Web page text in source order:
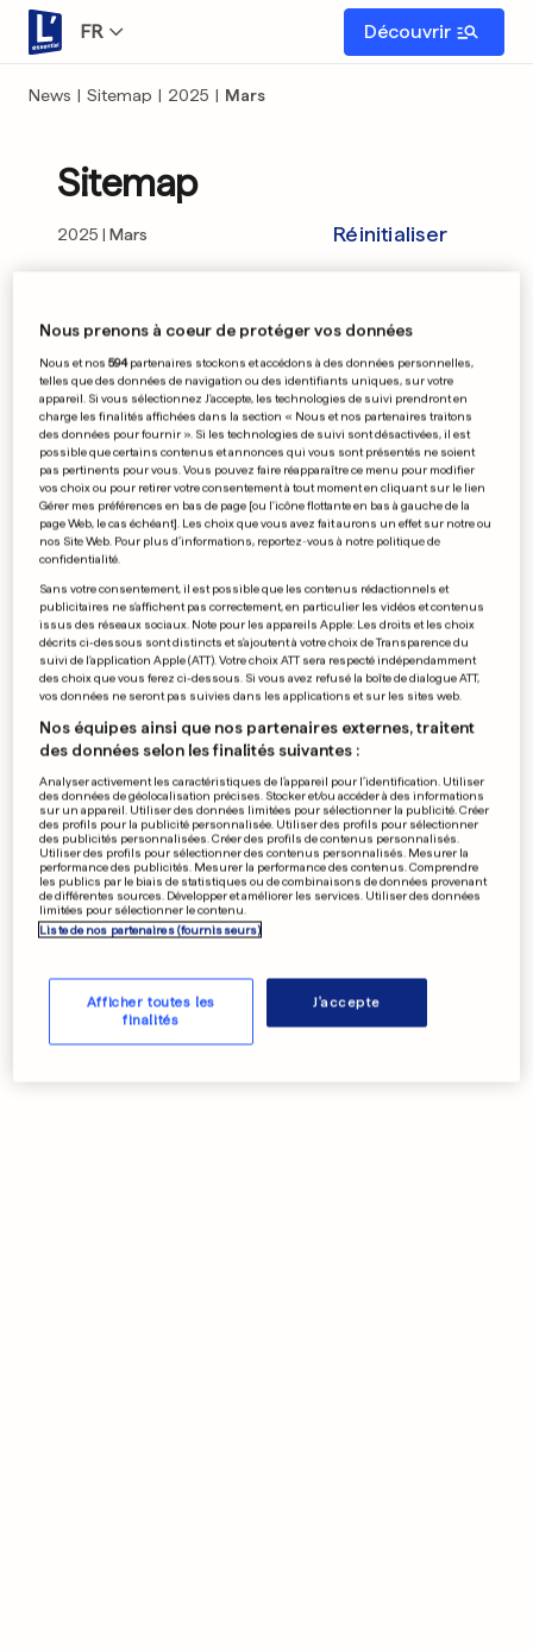
FR Découvrir
News | Sitemap | 2025 | Mars
Sitemap
2025 Mars Réinitialiser
10 11 12 13 14 15 16 17 18
19 20 21 22 23 24 25 26 27
28 29 30 31
Nous prenons à coeur de protéger vos données
Nous et nos594partenaires stockons et accédons à des données personnelles,
telles que des données de navigation ou des identifiants uniques, sur votre
appareil. Si vous sélectionnez J'accepte, les technologies de suivi prendront en
charge les finalités affichées dans la section « Nous et nos partenaires traitons
des données pour fournir ». Si les technologies de suivi sont désactivées, il est
possible que certains contenus et annonces qui vous sont présentés ne soient
pas pertinents pour vous. Vous pouvez faire réapparaître ce menu pour modifier
vos choix ou pour retirer votre consentement à tout moment en cliquant sur le lien
Gérer mes préférences en bas de page [ou l'icône flottante en bas à gauche de la
page Web, le cas échéant]. Les choix que vous avez fait aurons un effet sur notre ou
nos Site Web. Pour plus d’informations, reportez-vous à notre politique de
confidentialité.
Sans votre consentement, il est possible que les contenus rédactionnels et
publicitaires ne s'affichent pas correctement, en particulier les vidéos et contenus
issus des réseaux sociaux. Note pour les appareils Apple: Les droits et les choix
décrits ci-dessous sont distincts et s'ajoutent à votre choix de Transparence du
suivi de l'application Apple (ATT). Votre choix ATT sera respecté indépendamment
des choix que vous ferez ci-dessous. Si vous avez refusé la boîte de dialogue ATT,
vos données ne seront pas suivies dans les applications et sur les sites web.
Nos équipes ainsi que nos partenaires externes, traitent
des données selon les finalités suivantes :
Analyser activement les caractéristiques de l’appareil pour l’identification. Utiliser
des données de géolocalisation précises. Stocker et/ou accéder à des informations
sur un appareil. Utiliser des données limitées pour sélectionner la publicité. Créer
des profils pour la publicité personnalisée. Utiliser des profils pour sélectionner
des publicités personnalisées. Créer des profils de contenus personnalisés.
Utiliser des profils pour sélectionner des contenus personnalisés. Mesurer la
performance des publicités. Mesurer la performance des contenus. Comprendre
les publics par le biais de statistiques ou de combinaisons de données provenant
de différentes sources. Développer et améliorer les services. Utiliser des données
limitées pour sélectionner le contenu.
Liste de nos partenaires (fournisseurs)
Afficher toutes les
finalités
J'accepte